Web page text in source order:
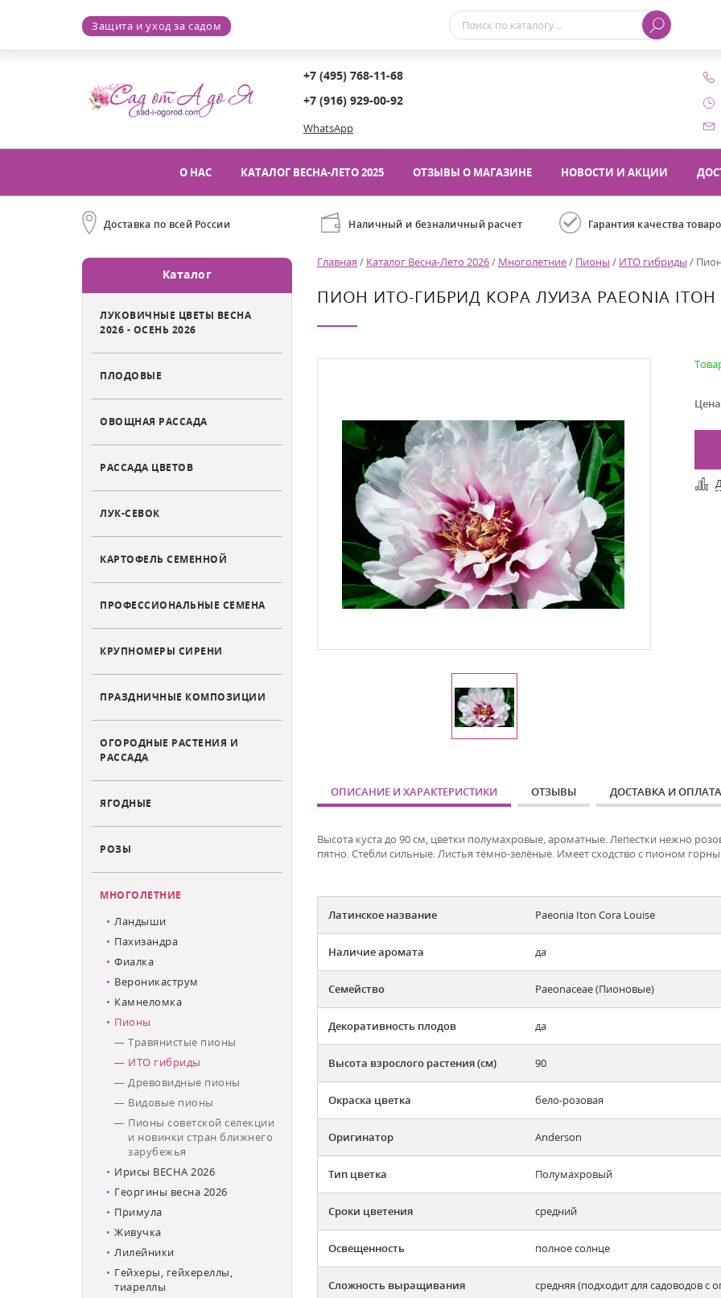
Защита и уход за садом
+7 (495) 768-11-68
+7 (916) 929-00-92
WhatsApp
О НАС КАТАЛОГ ВЕСНА-ЛЕТО 2025 ОТЗЫВЫ О МАГАЗИНЕ НОВОСТИ И АКЦИИ
Доставка по всей России Наличный и безналичный расчет Гарантия качества
Каталог
ЛУКОВИЧНЫЕ ЦВЕТЫ ВЕСНА
2026 - ОСЕНЬ 2026
ПЛОДОВЫЕ
ОВОЩНАЯ РАССАДА
РАССАДА ЦВЕТОВ
ЛУК-СЕВОК
КАРТОФЕЛЬ СЕМЕННОЙ
ПРОФЕССИОНАЛЬНЫЕ СЕМЕНА
КРУПНОМЕРЫ СИРЕНИ
ПРАЗДНИЧНЫЕ КОМПОЗИЦИИ
ОГОРОДНЫЕ РАСТЕНИЯ И
РАССАДА
ЯГОДНЫЕ
РОЗЫ
МНОГОЛЕТНИЕ
Ландыши
Пахизандра
Фиалка
Вероникаструм
Камнеломка
Пионы
Травянистые пионы
ИТО гибриды
Древовидные пионы
Видовые пионы
Пионы советской селекции
и новинки стран ближнего
зарубежья
Ирисы ВЕСНА 2026
Георгины весна 2026
Примула
Живучка
Лилейники
Гейхеры, гейхереллы,
тиареллы
Главная / Каталог Весна-Лето 2026/ Многолетние/ Пионы / ИТО гибриды /
ПИОН ИТО-ГИБРИД КОРА ЛУИЗА PAEONIA ITOH
ОПИСАНИЕ И ХАРАКТЕРИСТИКИ ОТЗЫВЫ ДОСТАВКА И ОПЛАТА
Высота куста до 90 см, цветки полумахровые, ароматные. Лепестки нежно
пятно.Стебли сильные. Листья тёмно-зелёные. Имеет сходство с пионом
Латинское название Paeonia Iton Cora Louise
Наличие аромата да
Семейство Paeonaceae (Пионовые)
Декоративность плодов да
Высота взрослого растения (см) 90
Окраска цветка бело-розовая
Оригинатор Anderson
Тип цветка Полумахровый
Сроки цветения средний
Освещенность полное солнце
Сложность выращивания средняя (подходит для садоводов с